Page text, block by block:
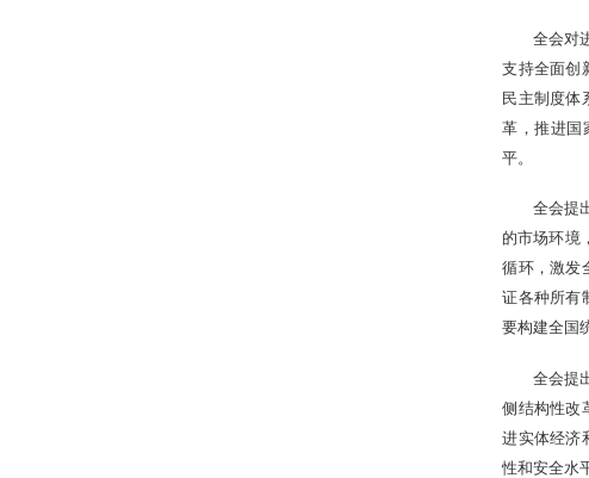
全会对
支持全面创
民主制度体
革，推进国
平。
全会提
的市场环境
循环，激发
证各种所有
要构建全国
全会提
侧结构性改
进实体经济
性和安全水